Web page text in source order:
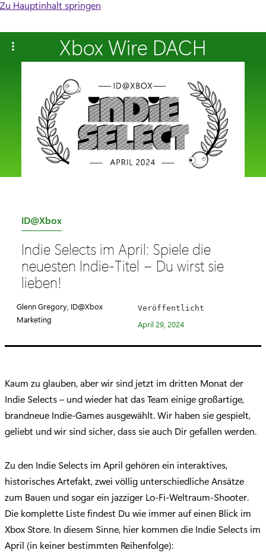
Zu Hauptinhalt springen
Xbox Wire DACH
K
t
e
g
r
e
ID@Xbox
Indie Selects im April: Spiele die
neuesten Indie-Titel − Du wirst sie
lieben!
Glenn Gregory, ID@Xbox
Marketing
Veröffentlicht
April 29, 2024
Kaum zu glauben, aber wir sind jetzt im dritten Monat der
Indie Selects – und wieder hat das Team einige großartige,
brandneue Indie-Games ausgewählt. Wir haben sie gespielt,
geliebt und wir sind sicher, dass sie auch Dir gefallen werden.
Zu den Indie Selects im April gehören ein interaktives,
historisches Artefakt, zwei völlig unterschiedliche Ansätze
zum Bauen und sogar ein jazziger Lo-Fi-Weltraum-Shooter.
Die komplette Liste findest Du wie immer auf einen Blick im
Xbox Store. In diesem Sinne, hier kommen die Indie Selects im
April (in keiner bestimmten Reihenfolge):